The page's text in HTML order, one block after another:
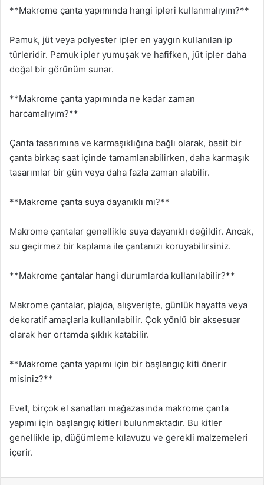
**Makrome çanta yapımında hangi ipleri kullanmalıyım?**
Pamuk, jüt veya polyester ipler en yaygın kullanılan ip
türleridir. Pamuk ipler yumuşak ve hafifken, jüt ipler daha
doğal bir görünüm sunar.
**Makrome çanta yapımında ne kadar zaman
harcamalıyım?**
Çanta tasarımına ve karmaşıklığına bağlı olarak, basit bir
çanta birkaç saat içinde tamamlanabilirken, daha karmaşık
tasarımlar bir gün veya daha fazla zaman alabilir.
**Makrome çanta suya dayanıklı mı?**
Makrome çantalar genellikle suya dayanıklı değildir. Ancak,
su geçirmez bir kaplama ile çantanızı koruyabilirsiniz.
**Makrome çantalar hangi durumlarda kullanılabilir?**
Makrome çantalar, plajda, alışverişte, günlük hayatta veya
dekoratif amaçlarla kullanılabilir. Çok yönlü bir aksesuar
olarak her ortamda şıklık katabilir.
**Makrome çanta yapımı için bir başlangıç kiti önerir
misiniz?**
Evet, birçok el sanatları mağazasında makrome çanta
yapımı için başlangıç kitleri bulunmaktadır. Bu kitler
genellikle ip, düğümleme kılavuzu ve gerekli malzemeleri
içerir.